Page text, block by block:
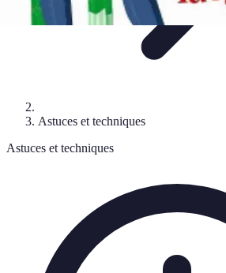
Astuces et techniques
Astuces et techniques